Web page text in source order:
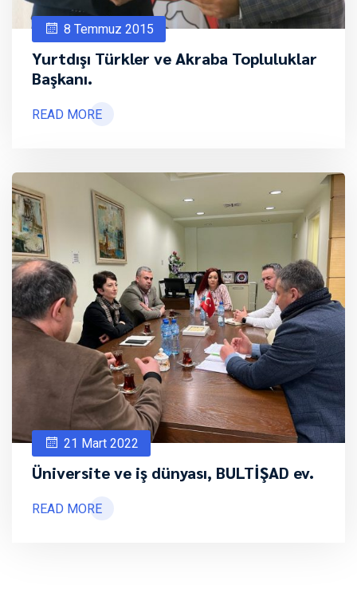
8 Temmuz 2015
Yurtdışı Türkler ve Akraba Topluluklar
Başkanı.
READ MORE
21 Mart 2022
Üniversite ve iş dünyası, BULTİŞAD ev.
READ MORE